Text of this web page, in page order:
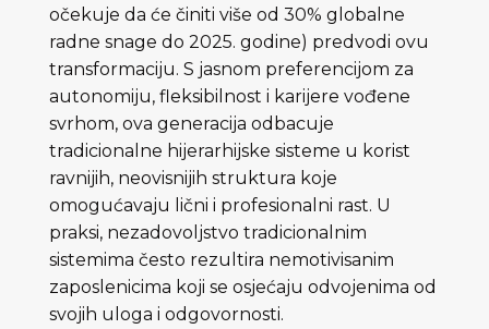
očekuje da će činiti više od 30% globalne
radne snage do 2025. godine) predvodi ovu
transformaciju. S jasnom preferencijom za
autonomiju, fleksibilnost i karijere vođene
svrhom, ova generacija odbacuje
tradicionalne hijerarhijske sisteme u korist
ravnijih, neovisnijih struktura koje
omogućavaju lični i profesionalni rast. U
praksi, nezadovoljstvo tradicionalnim
sistemima često rezultira nemotivisanim
zaposlenicima koji se osjećaju odvojenima od
svojih uloga i odgovornosti.